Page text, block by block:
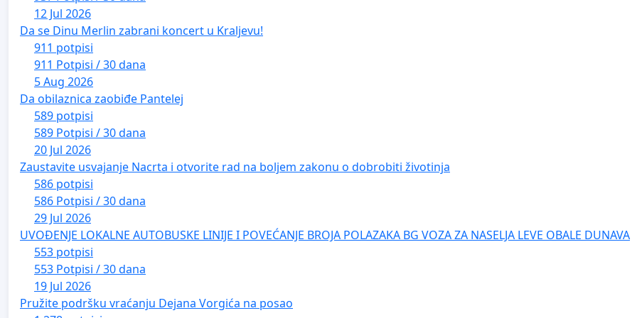
12 Jul 2026
Da se Dinu Merlin zabrani koncert u Kraljevu!
911 potpisi
911 Potpisi / 30 dana
5 Aug 2026
Da obilaznica zaobiđe Pantelej
589 potpisi
589 Potpisi / 30 dana
20 Jul 2026
Zaustavite usvajanje Nacrta i otvorite rad na boljem zakonu o dobrobiti životinja
586 potpisi
586 Potpisi / 30 dana
29 Jul 2026
UVOĐENJE LOKALNE AUTOBUSKE LINIJE I POVEĆANJE BROJA POLAZAKA BG VOZA ZA NASELJA LEVE OBALE DUNAVA
553 potpisi
553 Potpisi / 30 dana
19 Jul 2026
Pružite podršku vraćanju Dejana Vorgića na posao